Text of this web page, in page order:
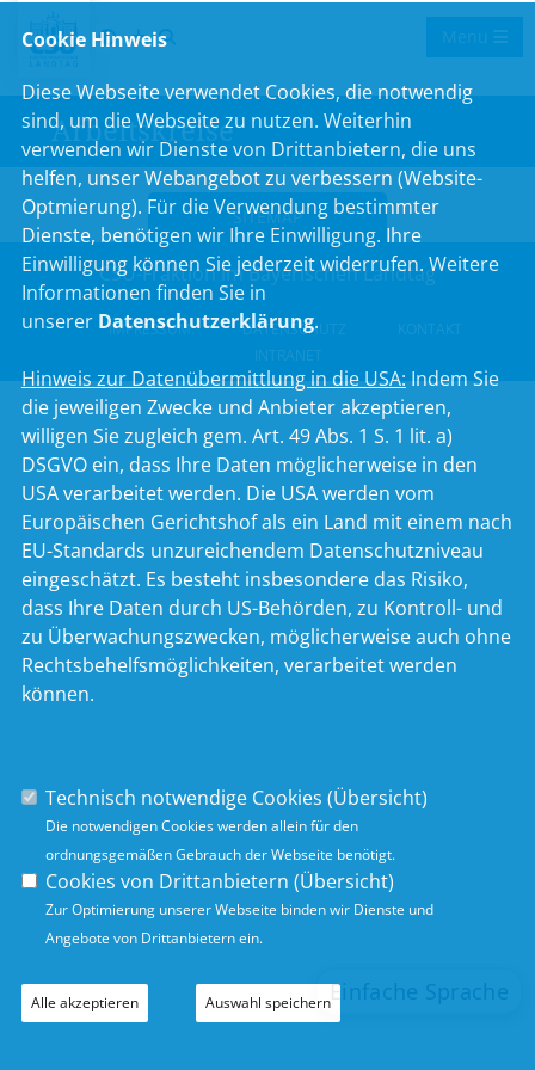
Menu
Arbeitskreise
SITEMAP
CSU-Fraktion im Bayerischen Landtag
IMPRESSUM DATENSCHUTZ
KONTAKT
INTRANET
Cookie Hinweis
Diese Webseite verwendet Cookies, die notwendig
sind, um die Webseite zu nutzen. Weiterhin
verwenden wir Dienste von Drittanbietern, die uns
helfen, unser Webangebot zu verbessern (Website-
Optmierung). Für die Verwendung bestimmter
Dienste, benötigen wir Ihre Einwilligung. Ihre
Einwilligung können Sie jederzeit widerrufen. Weitere
Informationen finden Sie in
unserer Datenschutzerklärung.
Hinweis zur Datenübermittlung in die USA:Indem Sie
die jeweiligen Zwecke und Anbieter akzeptieren,
willigen Sie zugleich gem. Art. 49 Abs. 1 S. 1 lit. a)
DSGVO ein, dass Ihre Daten möglicherweise in den
USA verarbeitet werden. Die USA werden vom
Europäischen Gerichtshof als ein Land mit einem nach
EU-Standards unzureichendem Datenschutzniveau
eingeschätzt. Es besteht insbesondere das Risiko,
dass Ihre Daten durch US-Behörden, zu Kontroll- und
zu Überwachungszwecken, möglicherweise auch ohne
Rechtsbehelfsmöglichkeiten, verarbeitet werden
können.
Technisch notwendige Cookies (Übersicht)
Die notwendigen Cookies werden allein für den
ordnungsgemäßen Gebrauch der Webseite benötigt.
Cookies von Drittanbietern (Übersicht)
Zur Optimierung unserer Webseite binden wir Dienste und
Angebote von Drittanbietern ein.
Alle akzeptieren Auswahl speichern